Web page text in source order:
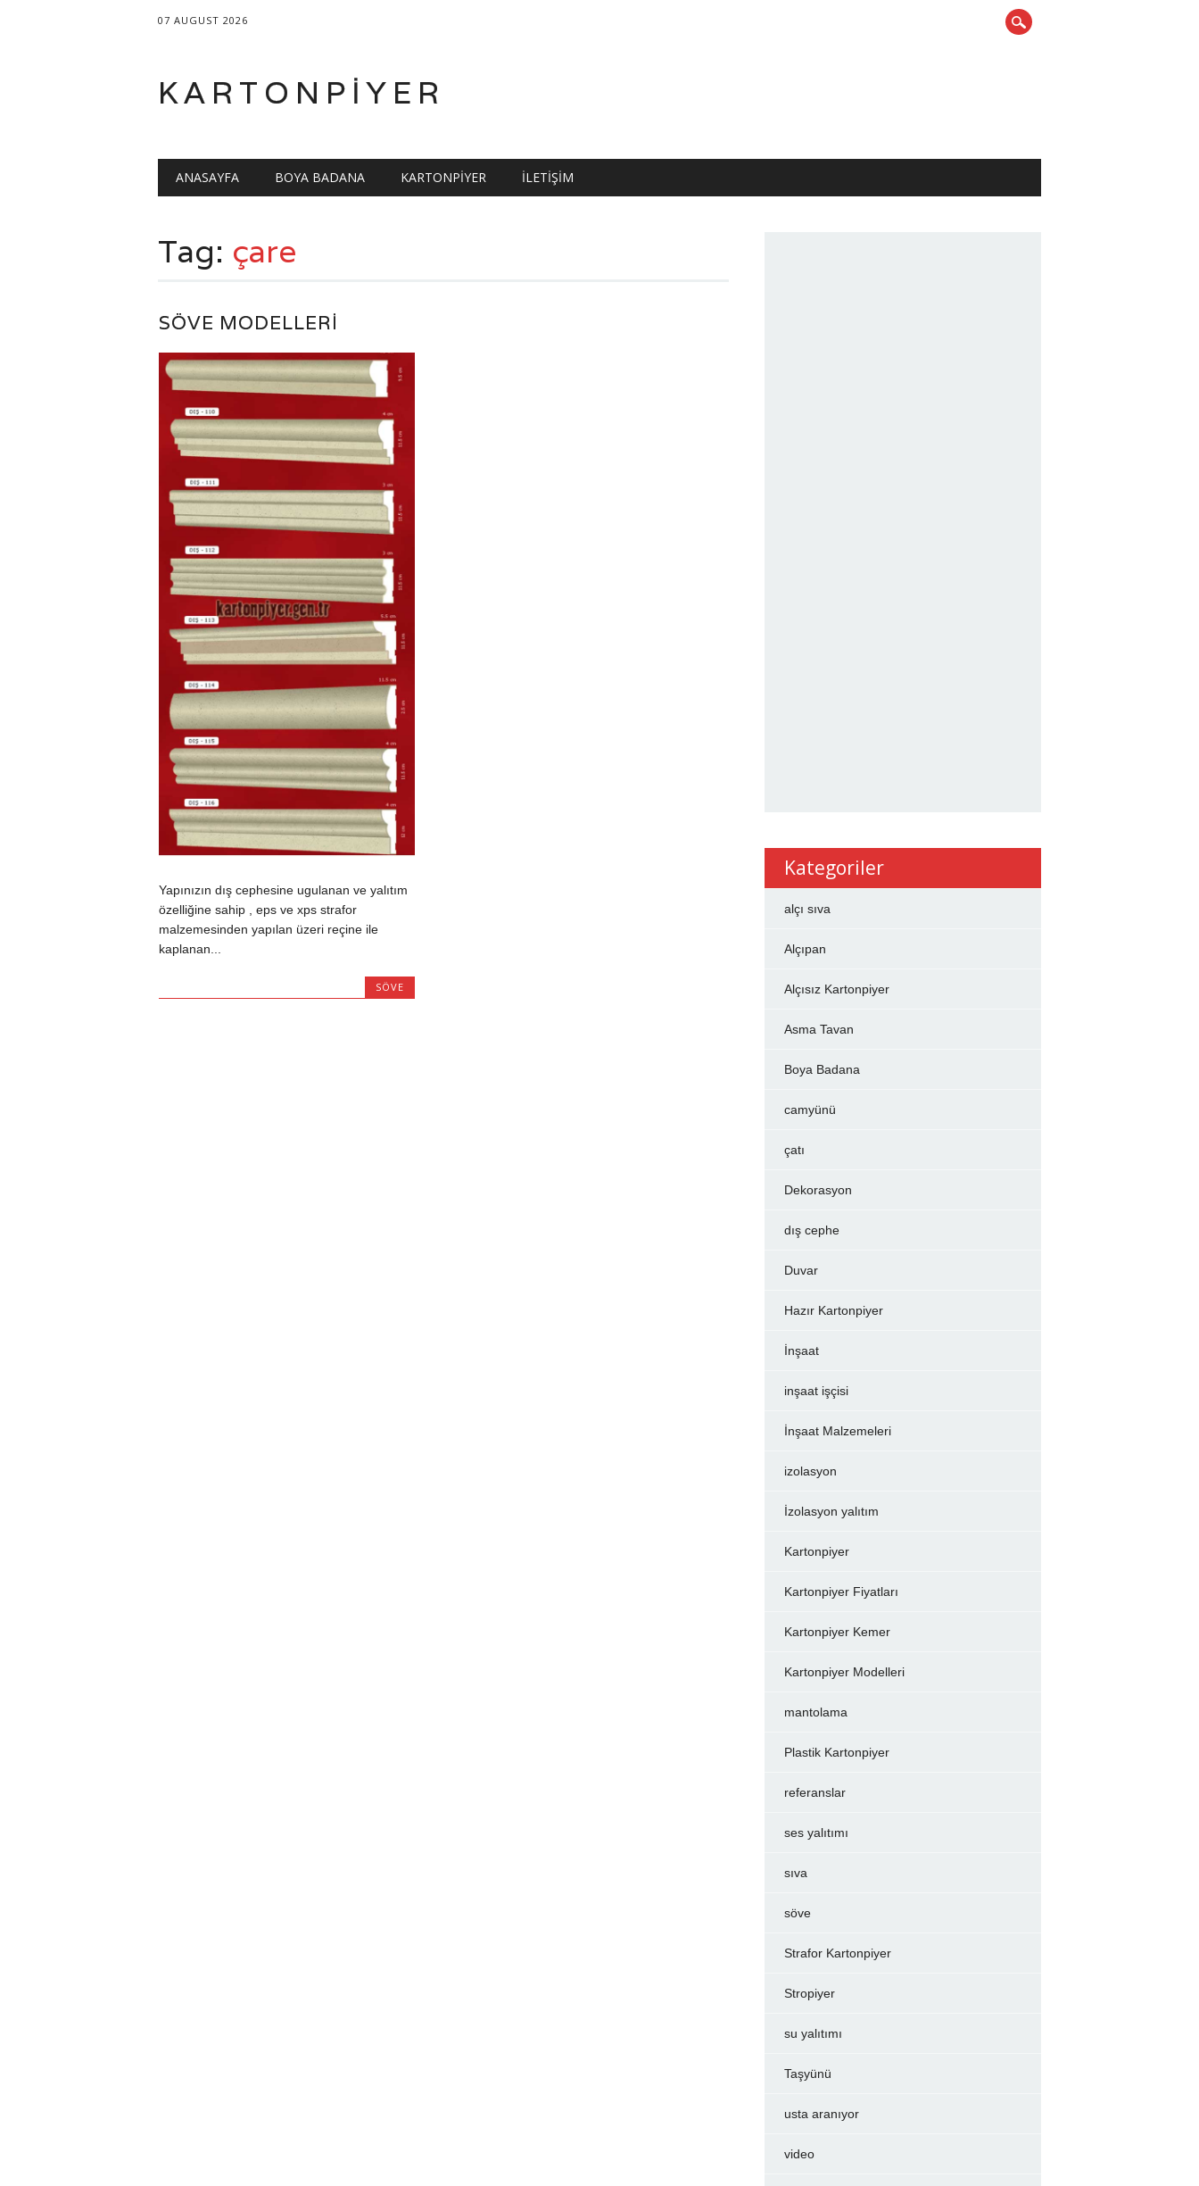
07 AUGUST 2026
KARTONPIYER
Main menu
ANASAYFA BOYA BADANA KARTONPIYER İLETIŞIM
Tag: çare
SÖVE MODELLERI
Yapınızın dış cephesine ugulanan ve yalıtım
özelliğine sahip , eps ve xps strafor
malzemesinden yapılan üzeri reçine ile
kaplanan...
SÖVE
Kategoriler
alçı sıva
Alçıpan
Alçısız Kartonpiyer
Asma Tavan
Boya Badana
camyünü
çatı
Dekorasyon
dış cephe
Duvar
Hazır Kartonpiyer
İnşaat
inşaat işçisi
İnşaat Malzemeleri
izolasyon
İzolasyon yalıtım
Kartonpiyer
Kartonpiyer Fiyatları
Kartonpiyer Kemer
Kartonpiyer Modelleri
mantolama
Plastik Kartonpiyer
referanslar
ses yalıtımı
sıva
söve
Strafor Kartonpiyer
Stropiyer
su yalıtımı
Taşyünü
usta aranıyor
video